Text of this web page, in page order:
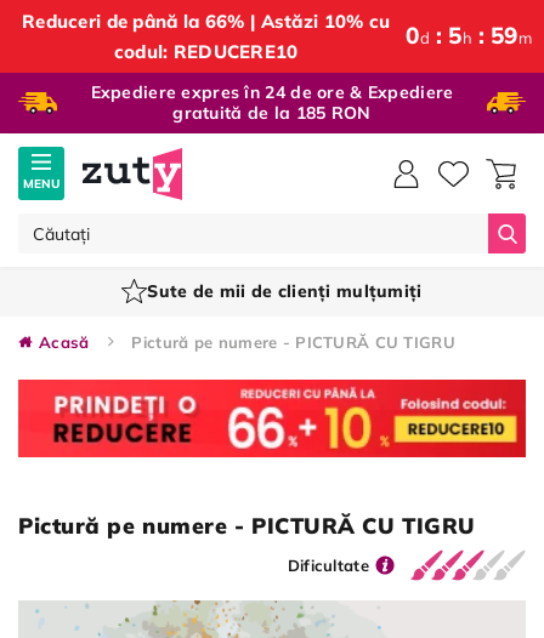
Reduceri de până la 66% | Astăzi 10% cu
codul: REDUCERE10
0d 5h 59m
Expediere expres în 24 de ore & Expediere
gratuită de la 185 RON
MENU
Sute de mii de clienți mulțumiți
Acasă Pictură pe numere - PICTURĂ CU TIGRU
Pictură pe numere - PICTURĂ CU TIGRU
Dificultate